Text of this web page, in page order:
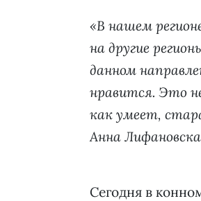
«В нашем
на другие
данном
нравится. Это
как умеет,
Анна
Сегодня в